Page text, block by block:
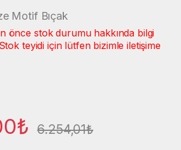
Motif Bıçak
önce stok durumu hakkında bilgi
Stok teyidi için lütfen bizimle iletişime
₺ 6.254,01₺